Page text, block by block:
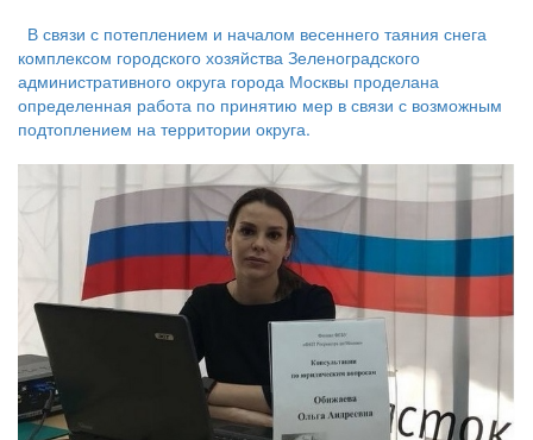
В связи с потеплением и началом весеннего таяния снега
комплексом городского хозяйства Зеленоградского
административного округа города Москвы проделана
определенная работа по принятию мер в связи с возможным
подтоплением на территории округа.